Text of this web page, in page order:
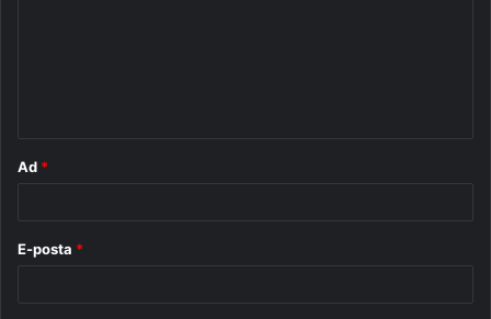
Ad *
E-posta *